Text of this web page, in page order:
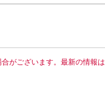
がございます。最新の情報は